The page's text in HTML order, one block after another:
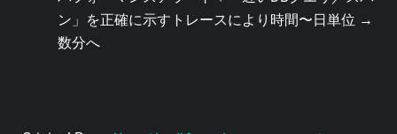
ン」を正確に示すトレースにより時間〜日単位 →
数分へ